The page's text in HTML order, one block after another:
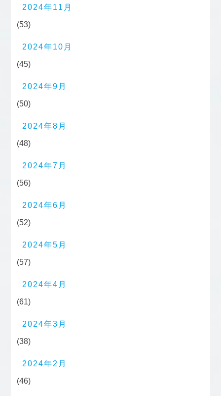
2024年11月
(53)
2024年10月
(45)
2024年9月
(50)
2024年8月
(48)
2024年7月
(56)
2024年6月
(52)
2024年5月
(57)
2024年4月
(61)
2024年3月
(38)
2024年2月
(46)